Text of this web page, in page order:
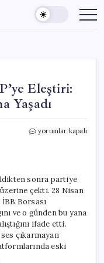
Eleştiri:
Yaşadı
Mücahit
Sonrası
Aydınlanma
Yaşadı
için
yorumlar kapalı
sonra partiye
çekti. 28 Nisan
İBB Borsası
ve o günden bu yana
ifade etti.
çıkarmayan
eski